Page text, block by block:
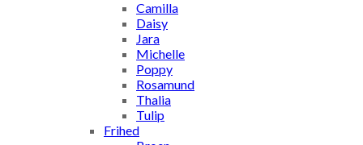
Camilla
Daisy
Jara
Michelle
Poppy
Rosamund
Thalia
Tulip
Frihed